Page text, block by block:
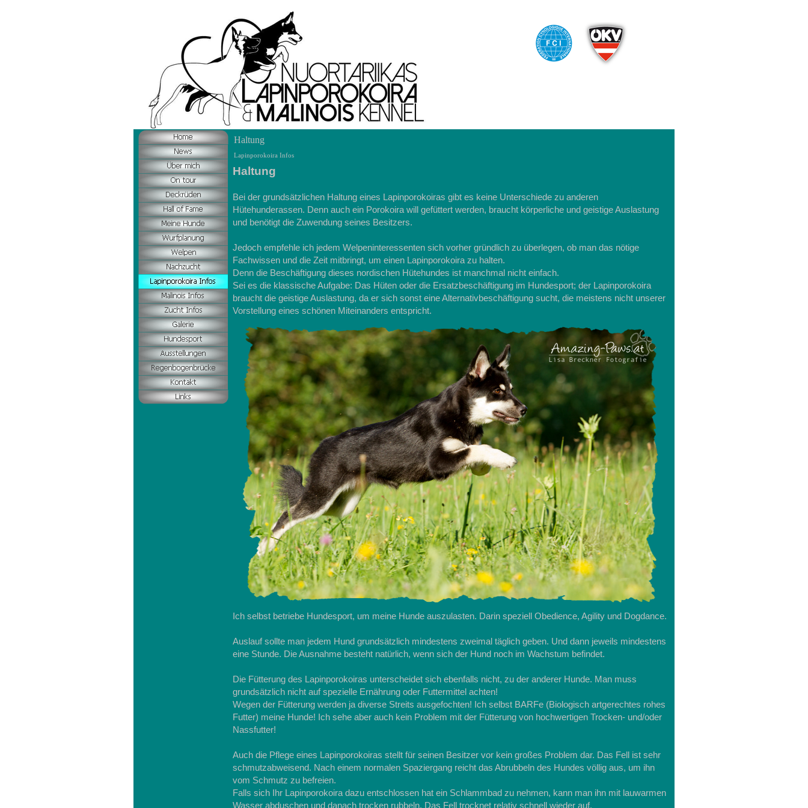
Haltung
Lapinporokoira Infos
Haltung
Bei der grundsätzlichen Haltung eines Lapinporokoiras gibt es keine Unterschiede zu anderen
Hütehunderassen. Denn auch ein Porokoira will gefüttert werden, braucht körperliche und geistige Auslastung
und benötigt die Zuwendung seines Besitzers.
Jedoch empfehle ich jedem Welpeninteressenten sich vorher gründlich zu überlegen, ob man das nötige
Fachwissen und die Zeit mitbringt, um einen Lapinporokoira zu halten.
Denn die Beschäftigung dieses nordischen Hütehundes ist manchmal nicht einfach.
Sei es die klassische Aufgabe: Das Hüten oder die Ersatzbeschäftigung im Hundesport; der Lapinporokoira
braucht die geistige Auslastung, da er sich sonst eine Alternativbeschäftigung sucht, die meistens nicht unserer
Vorstellung eines schönen Miteinanders entspricht.
Ich selbst betriebe Hundesport, um meine Hunde auszulasten. Darin speziell Obedience, Agility und Dogdance.
Auslauf sollte man jedem Hund grundsätzlich mindestens zweimal täglich geben. Und dann jeweils mindestens
eine Stunde. Die Ausnahme besteht natürlich, wenn sich der Hund noch im Wachstum befindet.
Die Fütterung des Lapinporokoiras unterscheidet sich ebenfalls nicht, zu der anderer Hunde. Man muss
grundsätzlich nicht auf spezielle Ernährung oder Futtermittel achten!
Wegen der Fütterung werden ja diverse Streits ausgefochten! Ich selbst BARFe (Biologisch artgerechtes rohes
Futter) meine Hunde! Ich sehe aber auch kein Problem mit der Fütterung von hochwertigen Trocken- und/oder
Nassfutter!
Auch die Pflege eines Lapinporokoiras stellt für seinen Besitzer vor kein großes Problem dar. Das Fell ist sehr
schmutzabweisend. Nach einem normalen Spaziergang reicht das Abrubbeln des Hundes völlig aus, um ihn
vom Schmutz zu befreien.
Falls sich Ihr Lapinporokoira dazu entschlossen hat ein Schlammbad zu nehmen, kann man ihn mit lauwarmen
Wasser abduschen und danach trocken rubbeln. Das Fell trocknet relativ schnell wieder auf.